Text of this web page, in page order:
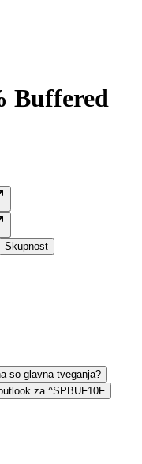
Buffered
Skupnost
so glavna tveganja?
za ^SPBUF10F